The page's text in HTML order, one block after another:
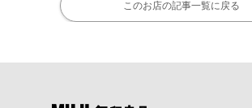
このお店の記事一覧に戻る